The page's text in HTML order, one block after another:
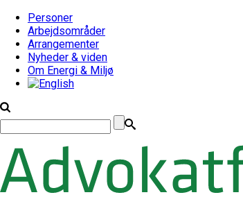
Personer
Arbejdsområder
Arrangementer
Nyheder & viden
Om Energi & Miljø